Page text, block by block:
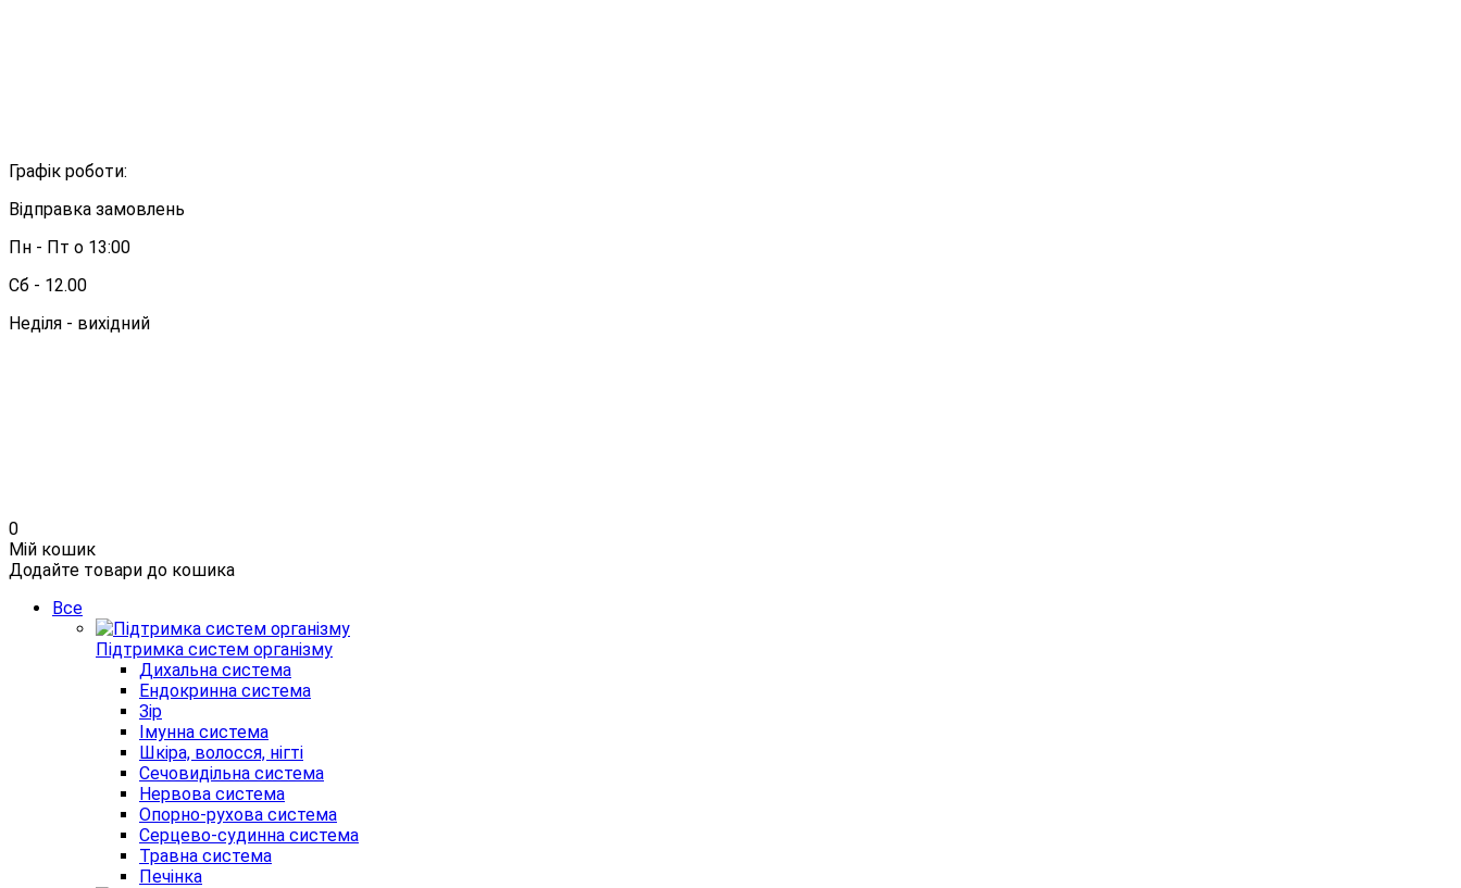
Графік роботи:
Відправка замовлень
Пн - Пт о 13:00
Сб - 12.00
Неділя - вихідний
0
Мій кошик
Додайте товари до кошика
Все
Підтримка систем організму
Дихальна система
Ендокринна система
Зір
Імунна система
Шкіра, волосся, нігті
Сечовидільна система
Нервова система
Опорно-рухова система
Серцево-судинна система
Травна система
Печінка